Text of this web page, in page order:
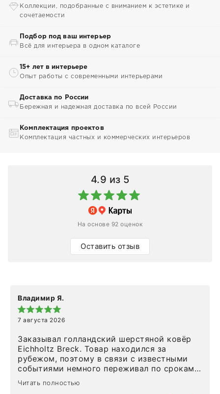
Коллекции, подобранные с вниманием к эстетике и
сочетаемости
Подбор под ваш интерьер
Всё для интерьера в одном каталоге
15+ лет в интерьере
Опыт работы с современными интерьерами
Доставка по России
Бережная и надежная доставка по всей России
Комплектация проектов
Комплектация частных и коммерческих интерьеров
4.9 из 5
На основе 92 оценок
Оставить отзыв
Владимир Я.
7 августа 2026
Заказывал голландский шерстяной ковёр
Eichholtz Breck. Товар находился за
рубежом, поэтому в связи с известными
событиями немного переживал по срокам.
Но homeadore привезли ровно в
определенное в договоре время, без
Читать полностью